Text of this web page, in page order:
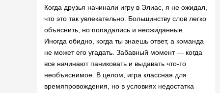
Когда друзья начинали игру в Элиас, я не ожидал,
что это так увлекательно. Большинству слов легко
объяснить, но попадались и неожиданные.
Иногда обидно, когда ты знаешь ответ, а команда
не может его угадать. Забавный момент — когда
все начинают паниковать и выдавать что-то
необъяснимое. В целом, игра классная для
времяпровождения, но в условиях недостатка